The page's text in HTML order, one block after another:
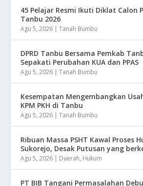
45 Pelajar Resmi Ikuti Diklat Calon
Tanbu 2026
Agu 5, 2026 |Tanah Bumbu
DPRD Tanbu Bersama Pemkab
Sepakati Perubahan KUA dan PPAS
Agu 5, 2026 |Tanah Bumbu
Kesempatan Mengembangkan
KPM PKH di Tanbu
Agu 5, 2026 |Tanah Bumbu
Ribuan Massa PSHT Kawal Proses
Sukorejo, Desak Putusan yang
Agu 5, 2026 | Daerah, Hukum
PT BIB Tangani Permasalahan